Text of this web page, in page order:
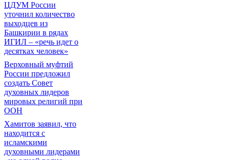
ЦДУМ России
уточнил количество
выходцев из
Башкирии в рядах
ИГИЛ – «речь идет о
десятках человек»
Верховный муфтий
России предложил
создать Совет
духовных лидеров
мировых религий при
ООН
Хамитов заявил, что
находится с
исламскими
духовными лидерами